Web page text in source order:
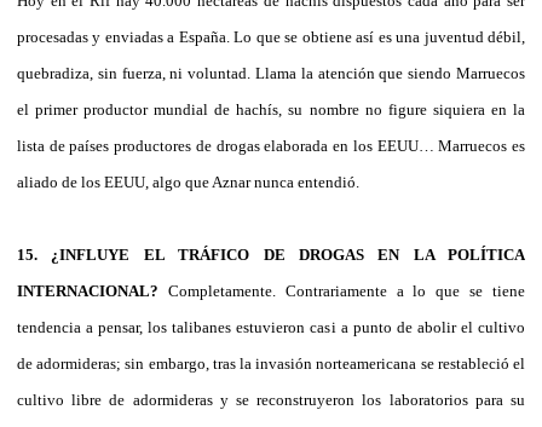
procesadas y enviadas a España. Lo que se obtiene así es una juventud débil,
quebradiza, sin fuerza, ni voluntad. Llama la atención que siendo Marruecos
el primer productor mundial de hachís, su nombre no figure siquiera en la
lista de países productores de drogas elaborada en los EEUU… Marruecos es
aliado de los EEUU, algo que Aznar nunca entendió.
15. ¿INFLUYE EL TRÁFICO DE DROGAS EN LA POLÍTICA
INTERNACIONAL? Completamente. Contrariamente a lo que se tiene
tendencia a pensar, los talibanes estuvieron casi a punto de abolir el cultivo
de adormideras; sin embargo, tras la invasión norteamericana se restableció el
cultivo libre de adormideras y se reconstruyeron los laboratorios para su